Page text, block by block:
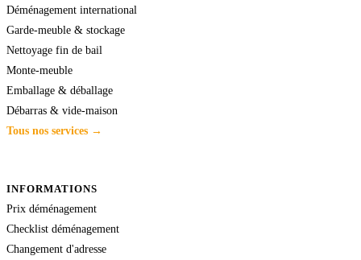
Déménagement international
Garde-meuble & stockage
Nettoyage fin de bail
Monte-meuble
Emballage & déballage
Débarras & vide-maison
Tous nos services →
INFORMATIONS
Prix déménagement
Checklist déménagement
Changement d'adresse